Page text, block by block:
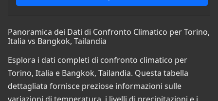
Panoramica dei Dati di Confronto Climatico per Torino,
Italia vs Bangkok, Tailandia
Esplora i dati completi di confronto climatico per
Torino, Italia e Bangkok, Tailandia. Questa tabella
dettagliata fornisce preziose informazioni sulle